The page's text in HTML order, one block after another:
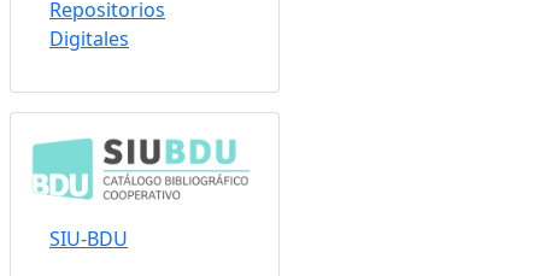
Sistema Nacional de
Repositorios